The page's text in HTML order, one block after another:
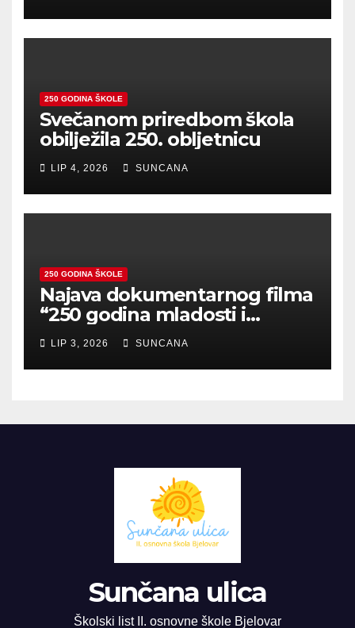
250 GODINA ŠKOLE
Svečanom priredbom škola
obilježila 250. obljetnicu
LIP 4, 2026 SUNCANA
250 GODINA ŠKOLE
Najava dokumentarnog filma
“250 godina mladosti i
zajedništva”
LIP 3, 2026 SUNCANA
Sunčana ulica
Školski list II. osnovne škole Bjelovar